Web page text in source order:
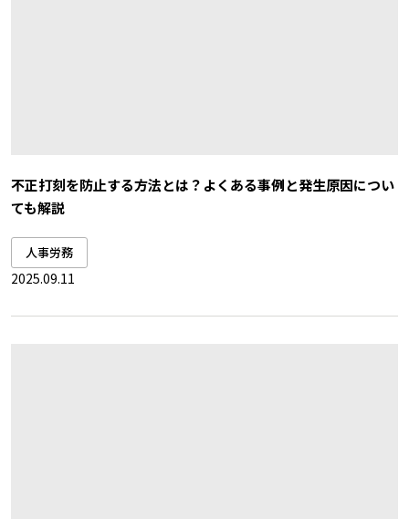
不正打刻を防止する方法とは？よくある事例と発生原因につい
ても解説
人事労務
2025.09.11